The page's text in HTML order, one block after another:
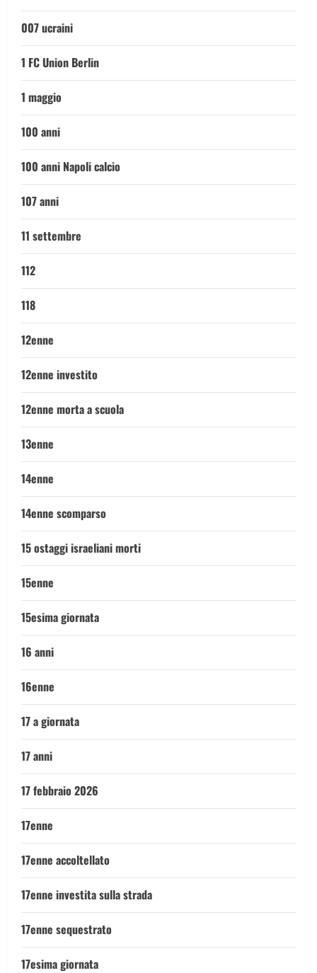
007 ucraini
1 FC Union Berlin
1 maggio
100 anni
100 anni Napoli calcio
107 anni
11 settembre
112
118
12enne
12enne investito
12enne morta a scuola
13enne
14enne
14enne scomparso
15 ostaggi israeliani morti
15enne
15esima giornata
16 anni
16enne
17 a giornata
17 anni
17 febbraio 2026
17enne
17enne accoltellato
17enne investita sulla strada
17enne sequestrato
17esima giornata